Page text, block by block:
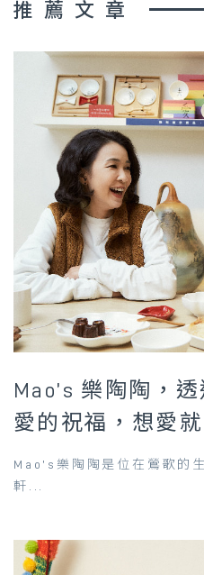
推薦文章
Mao’s 樂陶陶，
愛的祝福，想愛
Mao’s樂陶陶是位在鶯歌的
軒...